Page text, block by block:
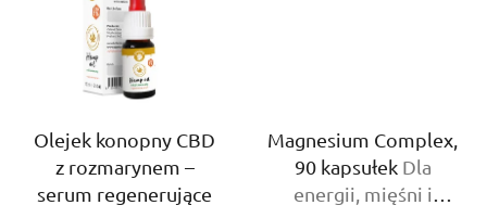
Olejek konopny CBD
z rozmarynem –
serum regenerujące
Magnesium Complex,
90 kapsułek Dla
energii, mięśni i